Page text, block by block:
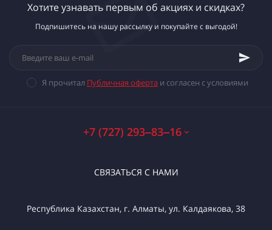
Хотите узнавать первым об акциях и скидках?
Подпишитесь на нашу рассылку и покупайте с выгодой!
Я прочитал Публичная оферта и согласен с условиями
+7 (727) 293‒83‒16
СВЯЗАТЬСЯ С НАМИ
Республика Казахстан, г. Алматы, ул. Калдаякова, 38